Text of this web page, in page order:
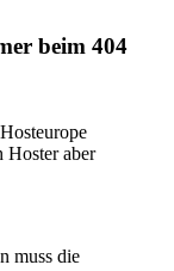
beim 404
Hoster aber
muss die